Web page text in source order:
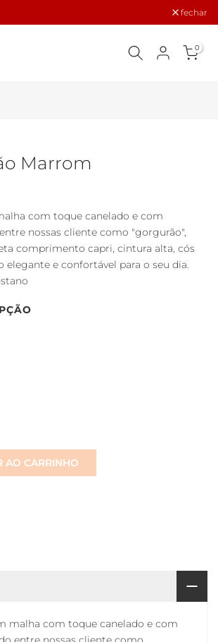
fechar
0
Marrom
com toque canelado e com
nossas cliente como "gorgurão",
comprimento capri, cintura alta, cós
e confortável para o seu dia.
AO CARRINHO
malha com toque canelado e com